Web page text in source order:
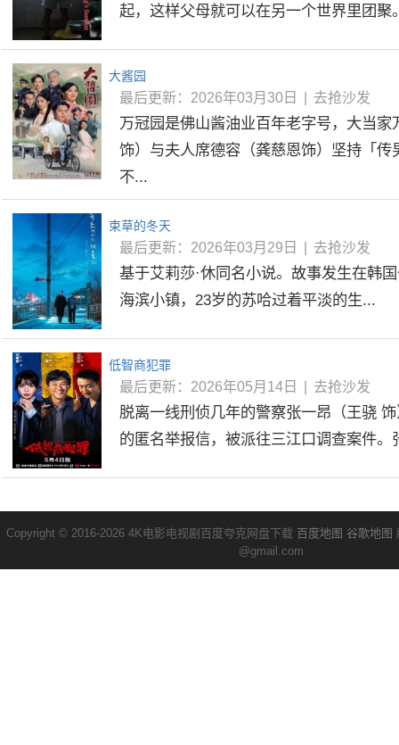
起，这样父母就可以在另一个世界里团聚
大酱园
最后更新：2026年03月30日 去抢沙发
万冠园是佛山酱油业百年老字号，大当家
饰）与夫人席德容（龚慈恩饰）坚持「传
不...
束草的冬天
最后更新：2026年03月29日 去抢沙发
基于艾莉莎·休同名小说。故事发生在韩
海滨小镇，23岁的苏哈过着平淡的生...
低智商犯罪
最后更新：2026年05月14日 去抢沙发
脱离一线刑侦几年的警察张一昂（王骁
的匿名举报信，被派往三江口调查案件。
Copyright © 2016-2026 4K电影电视剧百度夸克网盘下载 百度地图 谷歌地图
@gmail.com